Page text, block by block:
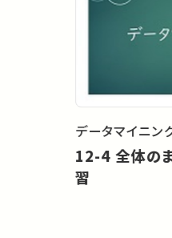
データマイニン
12-4 全体の
習